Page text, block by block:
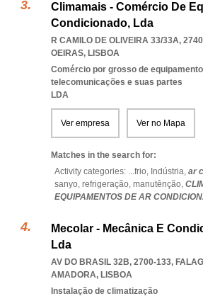
Climamais - Comércio De
Condicionado, Lda
R CAMILO DE OLIVEIRA 33/33A,
OEIRAS, LISBOA
Comércio por grosso de
telecomunicações e suas partes
LDA
Ver empresa Ver no Mapa
Matches in the search for:
Activity categories: ...frio, Indústria, ar
sanyo, refrigeração, manutênção,
EQUIPAMENTOS DE AR
Mecolar - Mecânica E
Lda
AV DO BRASIL 32B, 2700-133,
AMADORA, LISBOA
Instalação de climatização